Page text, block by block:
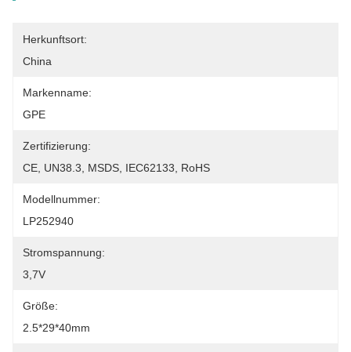
Herkunftsort:
China
Markenname:
GPE
Zertifizierung:
CE, UN38.3, MSDS, IEC62133, RoHS
Modellnummer:
LP252940
Stromspannung:
3,7V
Größe:
2.5*29*40mm